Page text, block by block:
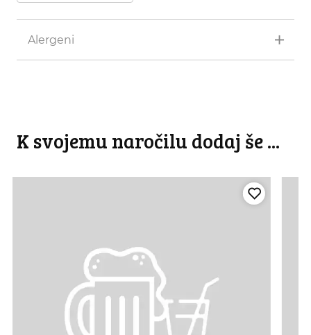
Alergeni
K svojemu naročilu dodaj še ...